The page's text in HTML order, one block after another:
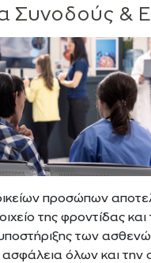
Συνοδούς &
προσώπων
της φροντίδας και
των
όλων και την